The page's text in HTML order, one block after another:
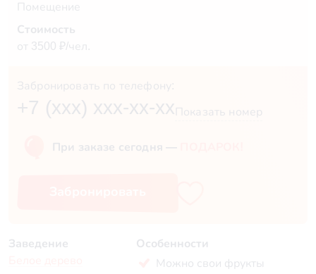
Помещение
Стоимость
от 3500 ₽/чел.
Забронировать по телефону:
+7 (xxx) xxx-xx-xx Показать номер
При заказе сегодня —
Заведение
Особенности
Можно свои фрукты